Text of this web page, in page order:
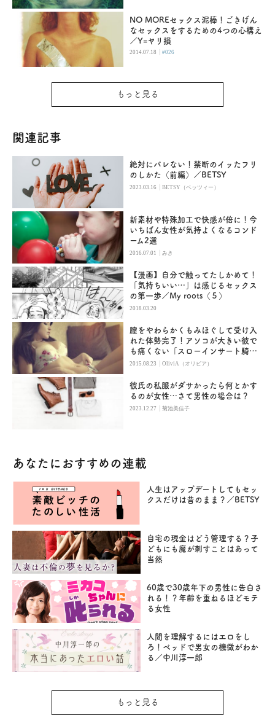
NO MOREセックス泥棒！ごきげん
なセックスをするための4つの心構え
／Y=ヤリ損
2014.07.18 |#026
もっと見る
関連記事
絶対にバレない！禁断のイッたフリ
のしかた（前編）／BETSY
2023.03.16 |BETSY（ベッツィー）
新素材や特殊加工で快感が倍に！今
いちばん女性が気持よくなるコンド
ーム2選
2016.07.01 |みき
【漫画】自分で触ってたしかめて！
「気持ちいい…」は感じるセックス
の第一歩／My roots（５）
2018.03.20
膣をやわらかくもみほぐして受け入
れた体勢完了！アソコが大きい彼で
も痛くない「スローインサート騎乗
位」
2015.08.23 |OliviA（オリビア）
彼氏の私服がダサかったら何とかす
るのが女性…さて男性の場合は？
2023.12.27 |菊池美佳子
あなたにおすすめの連載
人生はアップデートしてもセッ
クスだけは昔のまま？／BETSY
自宅の現金はどう管理する？子
どもにも魔が刺すことはあって
当然
60歳で30歳年下の男性に告白さ
れる！？年齢を重ねるほどモテ
る女性
人間を理解するにはエロをし
ろ！ベッドで男女の機微がわか
る／中川淳一郎
もっと見る